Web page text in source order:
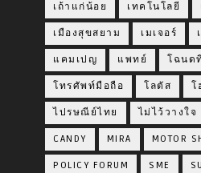
เถ้าแก่น้อย เทคโนโลยี
เมืองสุขสยาม เมเจอร์
แคมเปญ แพทย์ โฉนด
โทรศัพท์มือถือ โลตัส โ
ไปรษณีย์ไทย ไม่ไว้วางใจ
CANDY MIRA MOTOR
POLICY FORUM SME